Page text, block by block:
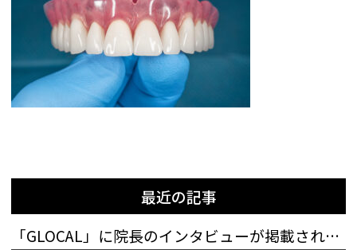
最近の記事
「GLOCAL」に院長のインタビューが掲載されました